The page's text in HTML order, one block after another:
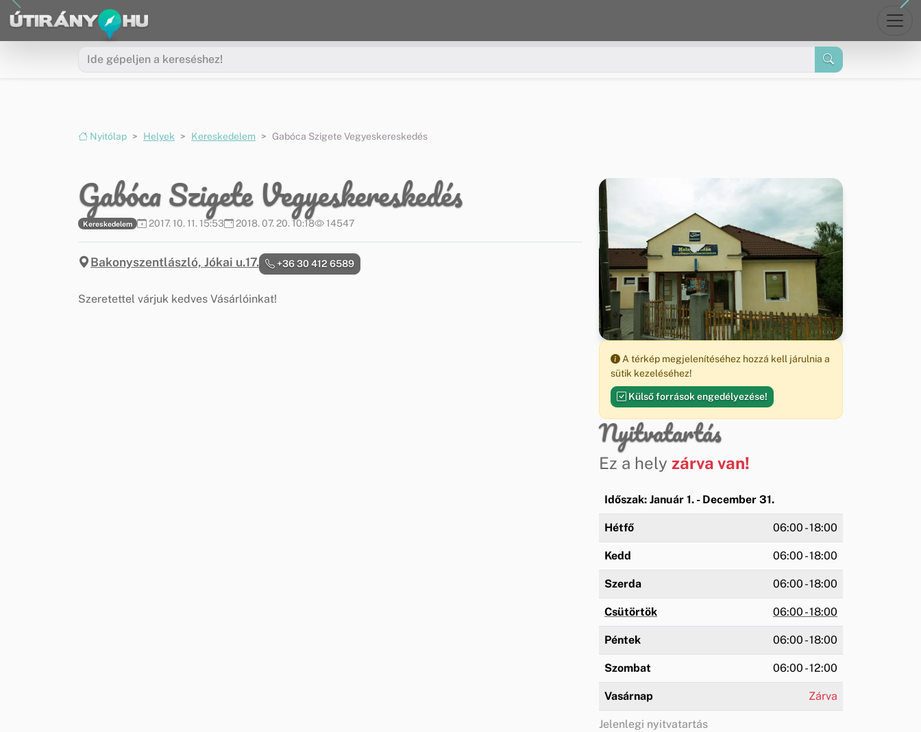
Ugrás a menüre
Ugrás a tartalomra
Nyitólap Helyek Kereskedelem Gabóca Szigete Vegyeskereskedés
Gabóca Szigete Vegyeskereskedés
Kereskedelem 2017. 10. 11. 15:53 2018. 07. 20. 10:18 14547
Bakonyszentlászló, Jókai u.17. +36 30 412 6589
Szeretettel várjuk kedves Vásárlóinkat!
A térkép megjelenítéséhez hozzá kell járulnia a
sütik kezeléséhez!
Külső források engedélyezése!
Nyitvatartás
Ez a hely zárva van!
Időszak: Január 1. - December 31.
Hétfő 06:00 - 18:00
Kedd 06:00 - 18:00
Szerda 06:00 - 18:00
Csütörtök 06:00 - 18:00
Péntek 06:00 - 18:00
Szombat 06:00 - 12:00
Vasárnap Zárva
Jelenlegi nyitvatartás